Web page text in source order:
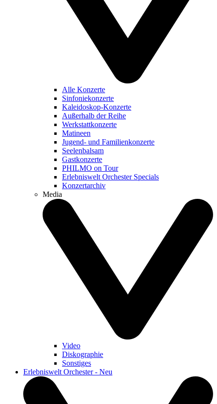
Alle Konzerte
Sinfoniekonzerte
Kaleidoskop-Konzerte
Außerhalb der Reihe
Werkstattkonzerte
Matineen
Jugend- und Familienkonzerte
Seelenbalsam
Gastkonzerte
PHILMO on Tour
Erlebniswelt Orchester Specials
Konzertarchiv
Media
Video
Diskographie
Sonstiges
Erlebniswelt Orchester - Neu